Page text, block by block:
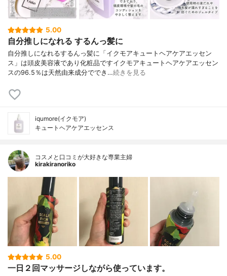
5.00
自分推しになれる するんっ髪に
自分推しになれるするんっ髪に「イクモアキュートヘアケアエッセン
ス」は頭皮美容液であり化粧品ですイクモアキュートヘアケアエッセン
スの96.5％は天然由来成分ででき…続きを見る
iqumore(イクモア)
キュートヘアケアエッセンス
コスメと口コミが大好きな専業主婦
kirakiranoriko
5.00
一日２回マッサージしながら使っています。